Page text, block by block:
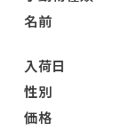
名前
入荷日
性別
価格